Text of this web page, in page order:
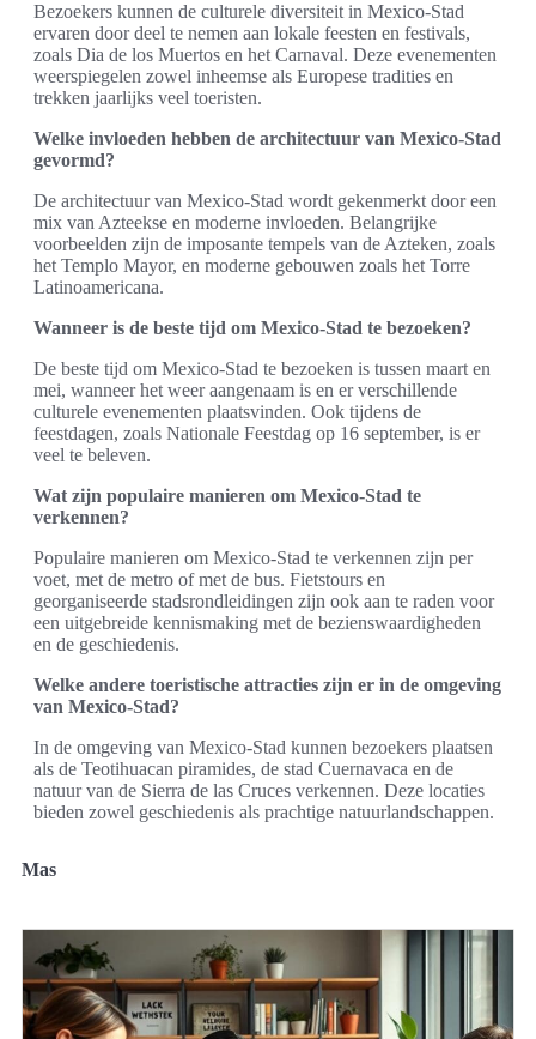
Bezoekers kunnen de culturele diversiteit in Mexico-Stad
ervaren door deel te nemen aan lokale feesten en festivals,
zoals Dia de los Muertos en het Carnaval. Deze evenementen
weerspiegelen zowel inheemse als Europese tradities en
trekken jaarlijks veel toeristen.
Welke invloeden hebben de architectuur van Mexico-Stad
gevormd?
De architectuur van Mexico-Stad wordt gekenmerkt door een
mix van Azteekse en moderne invloeden. Belangrijke
voorbeelden zijn de imposante tempels van de Azteken, zoals
het Templo Mayor, en moderne gebouwen zoals het Torre
Latinoamericana.
Wanneer is de beste tijd om Mexico-Stad te bezoeken?
De beste tijd om Mexico-Stad te bezoeken is tussen maart en
mei, wanneer het weer aangenaam is en er verschillende
culturele evenementen plaatsvinden. Ook tijdens de
feestdagen, zoals Nationale Feestdag op 16 september, is er
veel te beleven.
Wat zijn populaire manieren om Mexico-Stad te
verkennen?
Populaire manieren om Mexico-Stad te verkennen zijn per
voet, met de metro of met de bus. Fietstours en
georganiseerde stadsrondleidingen zijn ook aan te raden voor
een uitgebreide kennismaking met de bezienswaardigheden
en de geschiedenis.
Welke andere toeristische attracties zijn er in de omgeving
van Mexico-Stad?
In de omgeving van Mexico-Stad kunnen bezoekers plaatsen
als de Teotihuacan piramides, de stad Cuernavaca en de
natuur van de Sierra de las Cruces verkennen. Deze locaties
bieden zowel geschiedenis als prachtige natuurlandschappen.
Mas